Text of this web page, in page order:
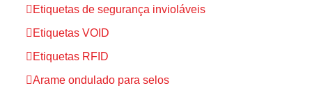
Etiquetas de segurança invioláveis
Etiquetas VOID
Etiquetas RFID
Arame ondulado para selos